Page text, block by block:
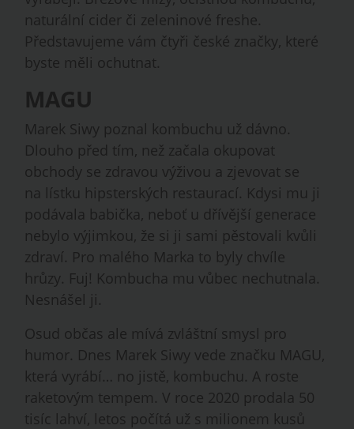
naturální cider či zeleninové freshe.
Představujeme vám čtyři české značky, které
byste měli ochutnat.
MAGU
Marek Siwy poznal kombuchu už dávno.
Dlouho před tím, než začala okupovat
obchody se zdravou výživou a zjevovat se
na lístku hipsterských restaurací. Kdysi mu ji
podávala babička, neboť u dřívější generace
nebylo výjimkou, že si ji sami pěstovali kvůli
zdraví. Pro malého Marka to byly chvíle
hrůzy. Fuj! Kombucha mu vůbec nechutnala.
Nesnášel ji.
Osud občas ale mívá zvláštní smysl pro
humor. Dnes Marek Siwy vede značku MAGU,
která vyrábí… no jistě, kombuchu. A roste
raketovým tempem. V roce 2020 prodala 50
tisíc lahví, letos počítá už s milionem kusů